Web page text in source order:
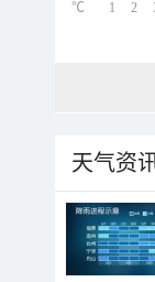
1 2
℃
天气资